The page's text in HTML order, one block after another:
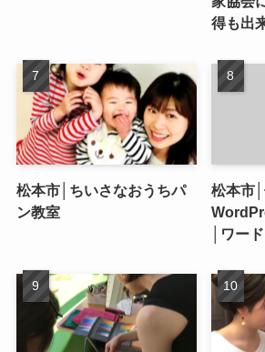
得も出
松本市│ちいさなおうちパ
ン教室
松本市
│ワー